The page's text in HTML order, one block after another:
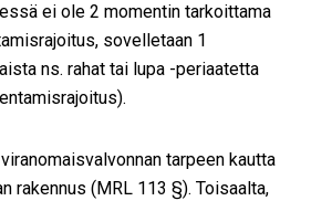
ei ole 2 momentin tarkoittama
sovelletaan 1
ns. rahat tai lupa -periaatetta
tarpeen kautta
rakennus (MRL 113 §). Toisaalta,